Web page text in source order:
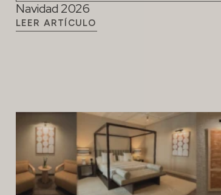
Navidad 2026
LEER ARTÍCULO